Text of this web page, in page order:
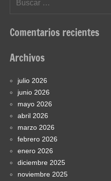
Comentarios recientes
Archivos
julio 2026
junio 2026
mayo 2026
abril 2026
marzo 2026
febrero 2026
enero 2026
diciembre 2025
noviembre 2025